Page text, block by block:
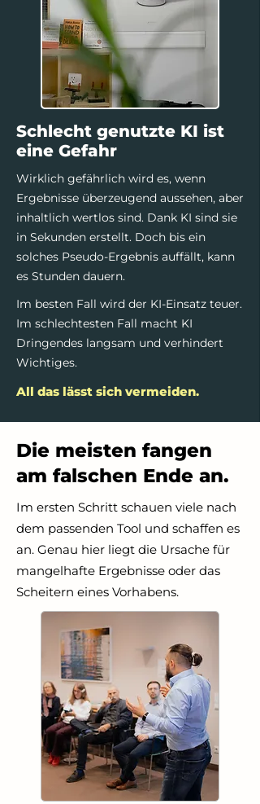
Schlecht genutzte KI ist
eine Gefahr
Wirklich gefährlich wird es, wenn
Ergebnisse überzeugend aussehen, aber
inhaltlich wertlos sind. Dank KI sind sie
in Sekunden erstellt. Doch bis ein
solches Pseudo-Ergebnis auffällt, kann
es Stunden dauern.
Im besten Fall wird der KI-Einsatz teuer.
Im schlechtesten Fall macht KI
Dringendes langsam und verhindert
Wichtiges.
All das lässt sich vermeiden.
Die meisten fangen
am falschen Ende an.
Im ersten Schritt schauen viele nach
dem passenden Tool und schaffen es
an. Genau hier liegt die Ursache für
mangelhafte Ergebnisse oder das
Scheitern eines Vorhabens.